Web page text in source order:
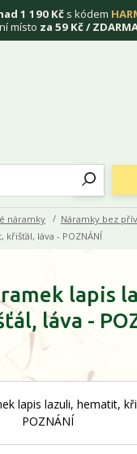
1 190 Kč s kódem
místo za 59 Kč /
náramky Náramky bez
láva - POZNÁNÍ
lapis
láva -